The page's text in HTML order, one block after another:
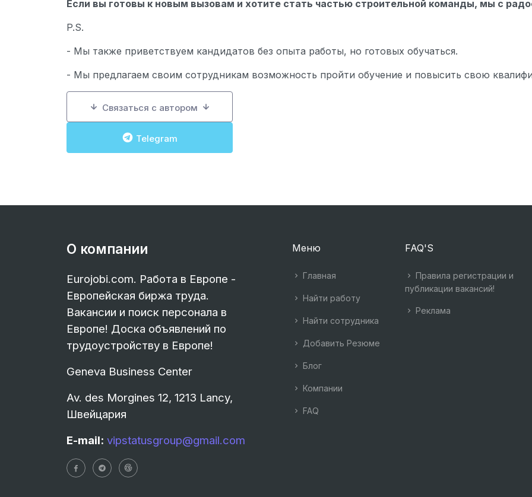
Если вы готовы к новым вызовам и хотите стать частью строительной команды, мы с
P.S.
- Мы также приветствуем кандидатов без опыта работы, но готовых обучаться.
- Мы предлагаем своим сотрудникам возможность пройти обучение и повысить свою
Связаться с автором
Telegram
О компании
Eurojobi.com. Работа в Европе -
Европейская биржа труда.
Вакансии и поиск персонала в
Европе! Доска объявлений по
трудоустройству в Европе!
Geneva Business Center
Av. des Morgines 12, 1213 Lancy,
Швейцария
E-mail: vipstatusgroup@gmail.com
Меню
Главная
Найти работу
Найти сотрудника
Добавить Резюме
Блог
Компании
FAQ
FAQ'S
Правила регистрации и
публикации вакансий!
Реклама